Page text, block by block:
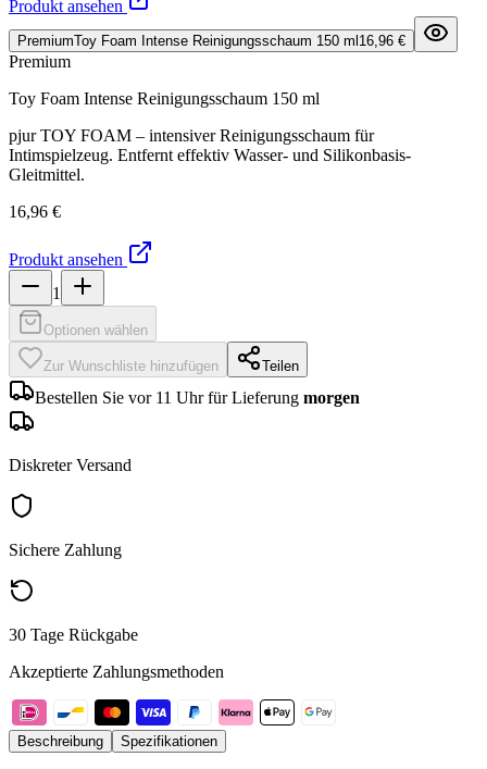
Produkt ansehen
PremiumToy Foam Intense Reinigungsschaum 150 ml 16,96 €
Premium
Toy Foam Intense Reinigungsschaum 150 ml
pjur TOY FOAM – intensiver Reinigungsschaum für
Intimspielzeug. Entfernt effektiv Wasser- und Silikonbasis-
Gleitmittel.
16,96 €
Produkt ansehen
1
Optionen wählen
Zur Wunschliste hinzufügen Teilen
Bestellen Sie vor 11 Uhr für Lieferung morgen
Diskreter Versand
Sichere Zahlung
30 Tage Rückgabe
Akzeptierte Zahlungsmethoden
Beschreibung Spezifikationen